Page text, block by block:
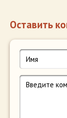
Оставить